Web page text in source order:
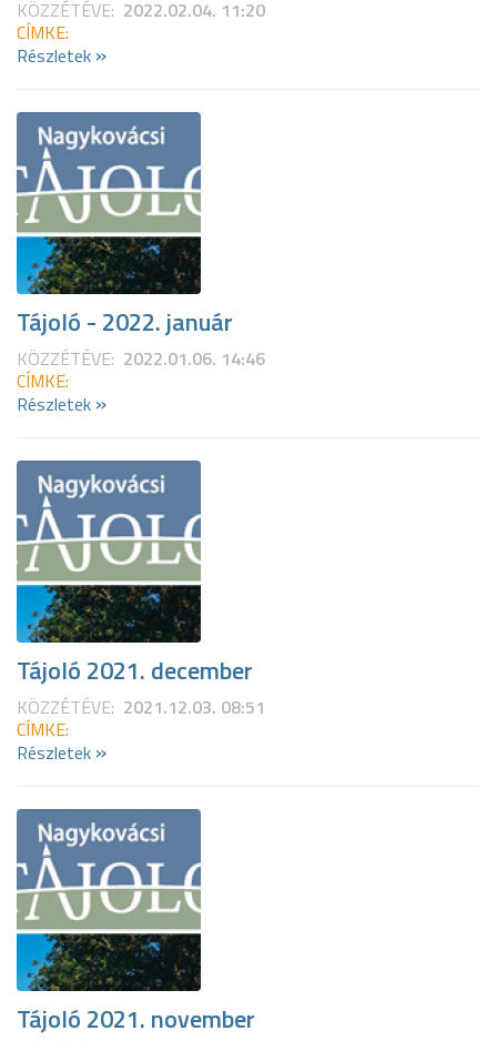
KÖZZÉTÉVE: 2022.02.04. 11:20
CÍMKE:
Részletek »
Tájoló - 2022. január
KÖZZÉTÉVE: 2022.01.06. 14:46
CÍMKE:
Részletek »
Tájoló 2021. december
KÖZZÉTÉVE: 2021.12.03. 08:51
CÍMKE:
Részletek »
Tájoló 2021. november